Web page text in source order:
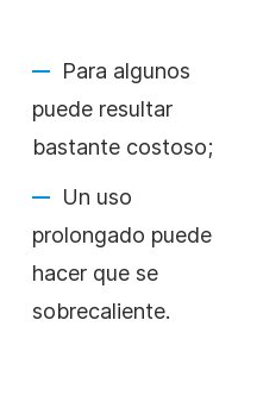
Para algunos
puede resultar
bastante costoso;
Un uso
prolongado puede
hacer que se
sobrecaliente.